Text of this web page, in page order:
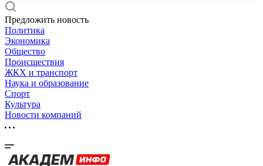
Предложить новость
Политика
Экономика
Общество
Происшествия
ЖКХ и транспорт
Наука и образование
Спорт
Культура
Новости компаний